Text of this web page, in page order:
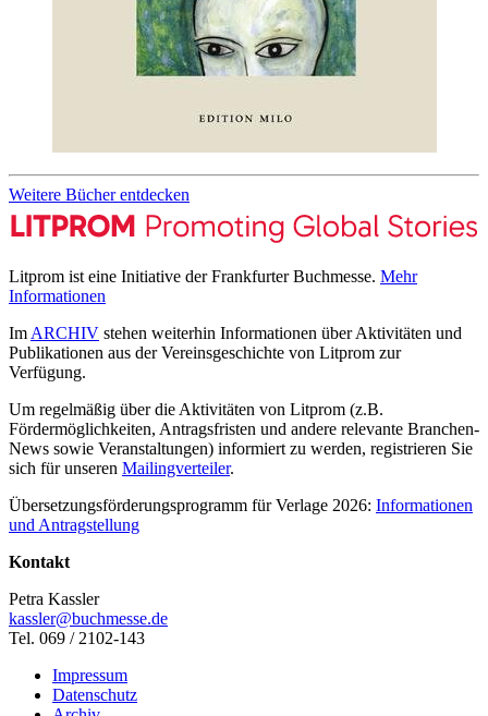
Weitere Bücher entdecken
Litprom ist eine Initiative der Frankfurter Buchmesse. Mehr
Informationen
Im ARCHIV stehen weiterhin Informationen über Aktivitäten und
Publikationen aus der Vereinsgeschichte von Litprom zur
Verfügung.
Um regelmäßig über die Aktivitäten von Litprom (z.B.
Fördermöglichkeiten, Antragsfristen und andere relevante Branchen-
News sowie Veranstaltungen) informiert zu werden, registrieren Sie
sich für unseren Mailingverteiler.
Übersetzungsförderungsprogramm für Verlage 2026: Informationen
und Antragstellung
Kontakt
Petra Kassler
kassler@buchmesse.de
Tel. 069 / 2102-143
Impressum
Datenschutz